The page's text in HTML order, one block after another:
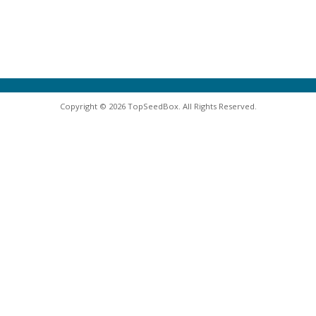
Copyright © 2026 TopSeedBox. All Rights Reserved.